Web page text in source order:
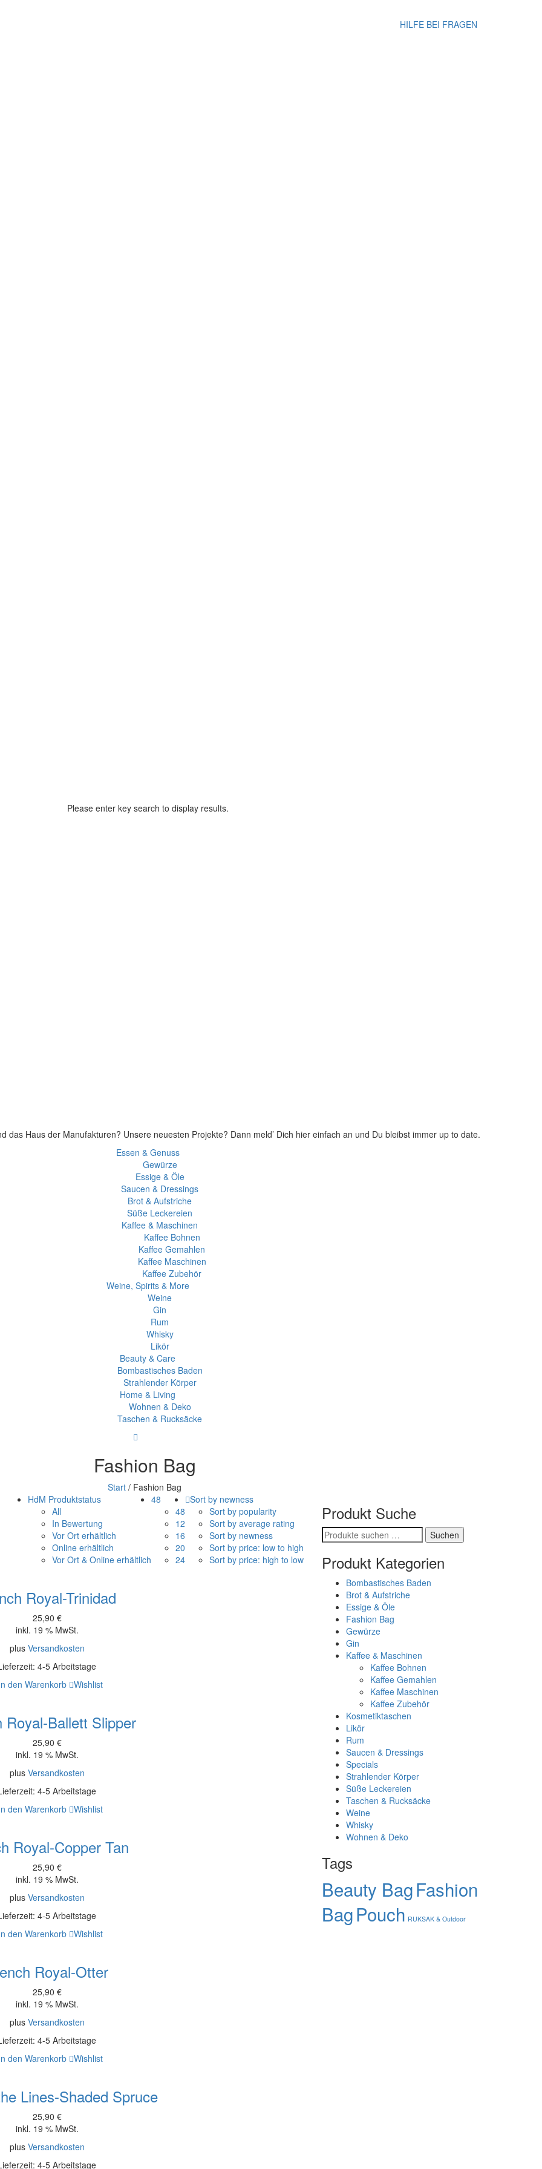
HILFE BEI FRAGEN
Please enter key search to display results.
das Haus der Manufakturen? Unsere neuesten Projekte? Dann meld’ Dich hier einfach an und Du bleibst immer up to date.
Essen & Genuss
Gewürze
Essige & Öle
Saucen & Dressings
Brot & Aufstriche
Süße Leckereien
Kaffee & Maschinen
Kaffee Bohnen
Kaffee Gemahlen
Kaffee Maschinen
Kaffee Zubehör
Weine, Spirits & More
Weine
Gin
Rum
Whisky
Likör
Beauty & Care
Bombastisches Baden
Strahlender Körper
Home & Living
Wohnen & Deko
Taschen & Rucksäcke
Fashion Bag
Start / Fashion Bag
Sort by newness
Sort by popularity
Sort by average rating
Sort by newness
Sort by price: low to high
Sort by price: high to low
48
48
12
16
20
24
HdM Produktstatus
All
In Bewertung
Vor Ort erhältlich
Online erhältlich
Vor Ort & Online erhältlich
Royal-Trinidad
25,90 €
inkl. 19 % MwSt.
plus Versandkosten
4-5 Arbeitstage
den Warenkorb
Wishlist
Royal-Ballett Slipper
25,90 €
inkl. 19 % MwSt.
plus Versandkosten
4-5 Arbeitstage
den Warenkorb
Wishlist
Royal-Copper Tan
25,90 €
inkl. 19 % MwSt.
plus Versandkosten
4-5 Arbeitstage
den Warenkorb
Wishlist
Royal-Otter
25,90 €
inkl. 19 % MwSt.
plus Versandkosten
4-5 Arbeitstage
den Warenkorb
Wishlist
Lines-Shaded Spruce
25,90 €
inkl. 19 % MwSt.
plus Versandkosten
4-5 Arbeitstage
Produkt Suche
Suchen
nach:
Suchen
Produkt Kategorien
Bombastisches Baden
Brot & Aufstriche
Essige & Öle
Fashion Bag
Gewürze
Gin
Kaffee & Maschinen
Kaffee Bohnen
Kaffee Gemahlen
Kaffee Maschinen
Kaffee Zubehör
Kosmetiktaschen
Likör
Rum
Saucen & Dressings
Specials
Strahlender Körper
Süße Leckereien
Taschen & Rucksäcke
Weine
Whisky
Wohnen & Deko
Tags
Beauty BagFashion
BagPouch RUKSAK & Outdoor